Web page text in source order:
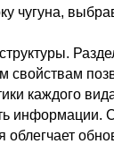
чугуна,
свойствам
каждого
информации.